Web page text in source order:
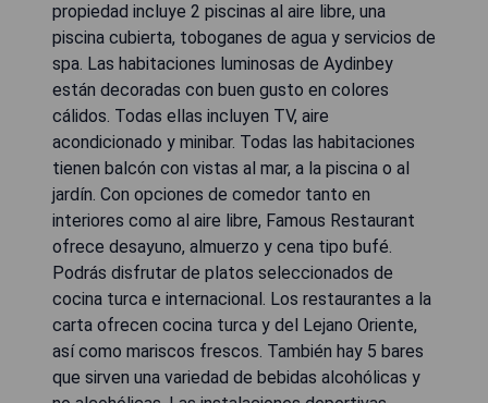
propiedad incluye 2 piscinas al aire libre, una
piscina cubierta, toboganes de agua y servicios de
spa. Las habitaciones luminosas de Aydinbey
están decoradas con buen gusto en colores
cálidos. Todas ellas incluyen TV, aire
acondicionado y minibar. Todas las habitaciones
tienen balcón con vistas al mar, a la piscina o al
jardín. Con opciones de comedor tanto en
interiores como al aire libre, Famous Restaurant
ofrece desayuno, almuerzo y cena tipo bufé.
Podrás disfrutar de platos seleccionados de
cocina turca e internacional. Los restaurantes a la
carta ofrecen cocina turca y del Lejano Oriente,
así como mariscos frescos. También hay 5 bares
que sirven una variedad de bebidas alcohólicas y